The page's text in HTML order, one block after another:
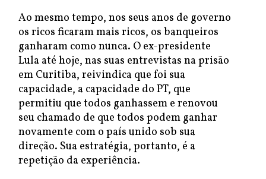
Ao mesmo tempo, nos seus anos de governo
os ricos ficaram mais ricos, os banqueiros
ganharam como nunca. O ex-presidente
Lula até hoje, nas suas entrevistas na prisão
em Curitiba, reivindica que foi sua
capacidade, a capacidade do PT, que
permitiu que todos ganhassem e renovou
seu chamado de que todos podem ganhar
novamente com o país unido sob sua
direção. Sua estratégia, portanto, é a
repetição da experiência.